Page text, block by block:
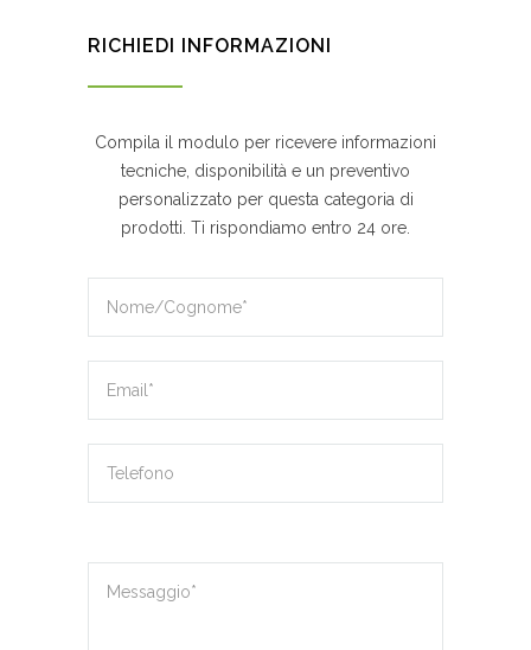
RICHIEDI INFORMAZIONI
Compila il modulo per ricevere informazioni
tecniche, disponibilità e un preventivo
personalizzato per questa categoria di
prodotti. Ti rispondiamo entro 24 ore.